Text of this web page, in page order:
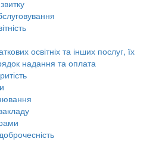
освітніх та інших послуг, їх
надання та оплата